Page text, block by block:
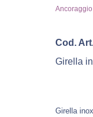
Cod.
Girella
Girella